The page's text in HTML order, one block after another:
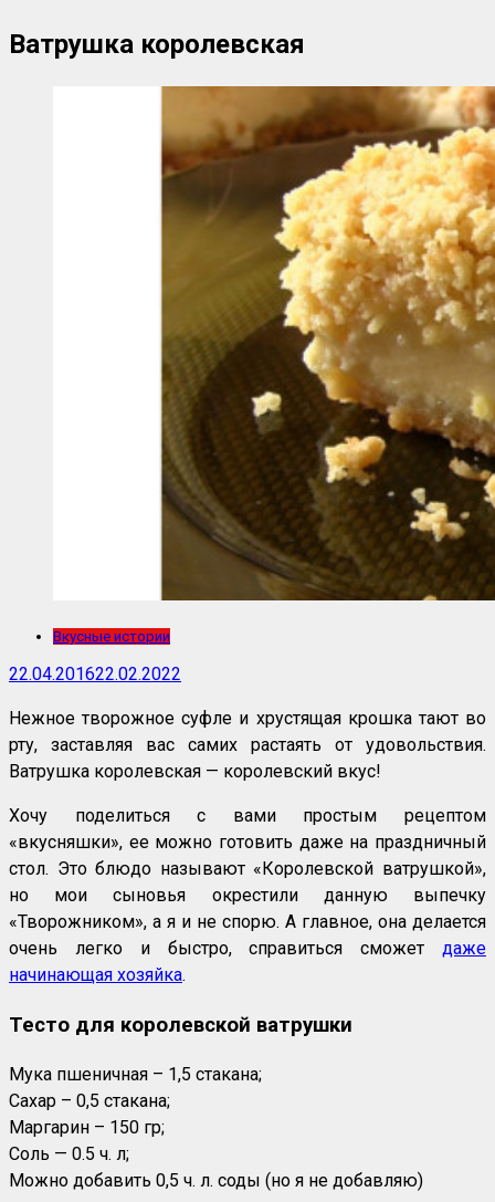
Ватрушка королевская
Вкусные истории
22.04.201622.02.2022
Нежное творожное суфле и хрустящая крошка тают во
рту, заставляя вас самих растаять от удовольствия.
Ватрушка королевская — королевский вкус!
Хочу поделиться с вами простым рецептом
«вкусняшки», ее можно готовить даже на праздничный
стол. Это блюдо называют «Королевской ватрушкой»,
но мои сыновья окрестили данную выпечку
«Творожником», а я и не спорю. А главное, она делается
очень легко и быстро, справиться сможет даже
начинающая хозяйка.
Тесто для королевской ватрушки
Мука пшеничная – 1,5 стакана;
Сахар – 0,5 стакана;
Маргарин – 150 гр;
Соль — 0.5 ч. л;
Можно добавить 0,5 ч. л. соды (но я не добавляю)